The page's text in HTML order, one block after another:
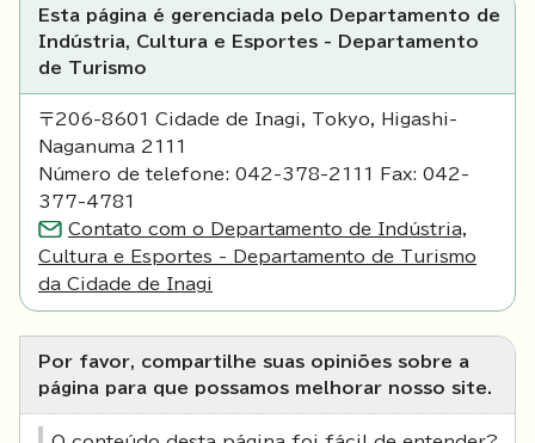
Esta página é gerenciada pelo Departamento de
Indústria, Cultura e Esportes - Departamento
de Turismo
〒206-8601 Cidade de Inagi, Tokyo, Higashi-
Naganuma 2111
Número de telefone: 042-378-2111 Fax: 042-
377-4781
Contato com o Departamento de Indústria,
Cultura e Esportes - Departamento de Turismo
da Cidade de Inagi
Por favor, compartilhe suas opiniões sobre a
página para que possamos melhorar nosso site.